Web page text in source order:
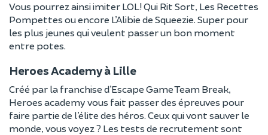
Vous pourrez ainsi imiter LOL! Qui Rit Sort, Les Recettes
Pompettes ou encore L’Alibie de Squeezie. Super pour
les plus jeunes qui veulent passer un bon moment
entre potes.
Heroes Academy à Lille
Créé par la franchise d’Escape Game Team Break,
Heroes academy vous fait passer des épreuves pour
faire partie de l’élite des héros. Ceux qui vont sauver le
monde, vous voyez ? Les tests de recrutement sont